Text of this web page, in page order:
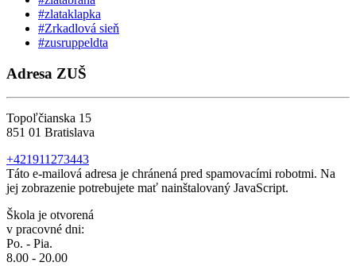
#zlataklapka
#Zrkadlová sieň
#zusruppeldta
Adresa ZUŠ
Topoľčianska 15
851 01 Bratislava
+421911273443
Táto e-mailová adresa je chránená pred spamovacími robotmi. Na
jej zobrazenie potrebujete mať nainštalovaný JavaScript.
Škola je otvorená
v pracovné dni:
Po. - Pia.
8.00 - 20.00